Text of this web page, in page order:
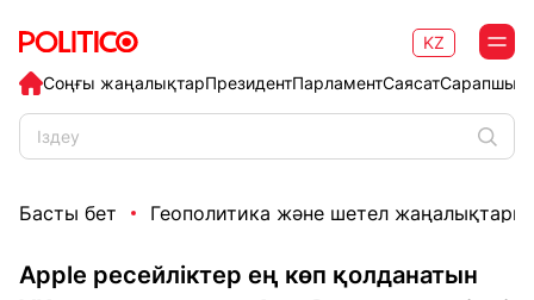
Соңғы жаңалықтарПрезидентПарламентСаясат
KZ
Басты бет Геополитика және шетел жаңалықтары
Apple ресейліктер ең көп қолданатын